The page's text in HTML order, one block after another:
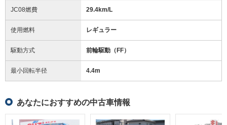
JC08燃費 29.4km/L
使用燃料 レギュラー
駆動方式 前輪駆動（FF）
最小回転半径 4.4m
あなたにおすすめの中古車情報